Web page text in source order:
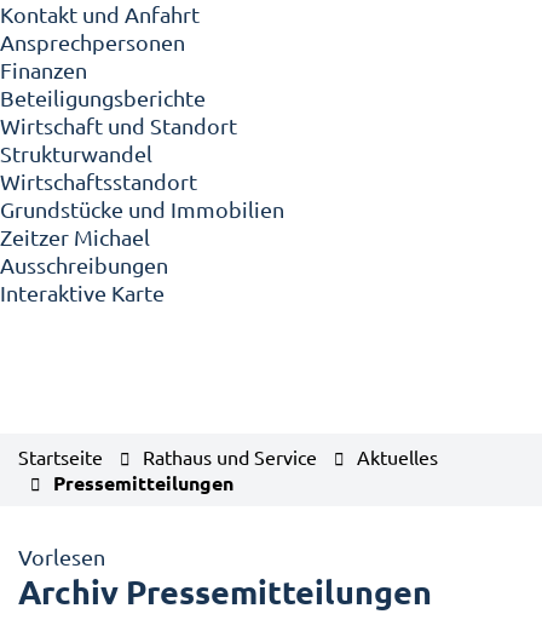
Kontakt und Anfahrt
Ansprechpersonen
Finanzen
Beteiligungsberichte
Wirtschaft und Standort
Strukturwandel
Wirtschaftsstandort
Grundstücke und Immobilien
Zeitzer Michael
Ausschreibungen
Interaktive Karte
Startseite Rathaus und Service Aktuelles
Pressemitteilungen
Vorlesen
Archiv Pressemitteilungen